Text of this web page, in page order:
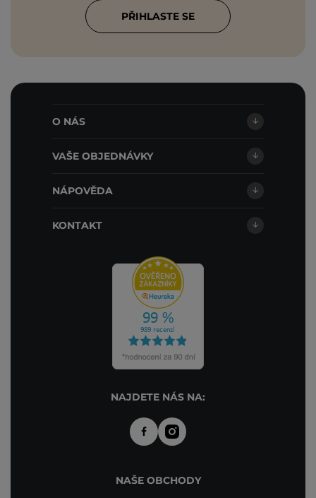
PŘIHLASTE SE
O NÁS
VAŠE OBJEDNÁVKY
NÁPOVĚDA
KONTAKT
NAJDETE NÁS NA:
NAŠE OBCHODY